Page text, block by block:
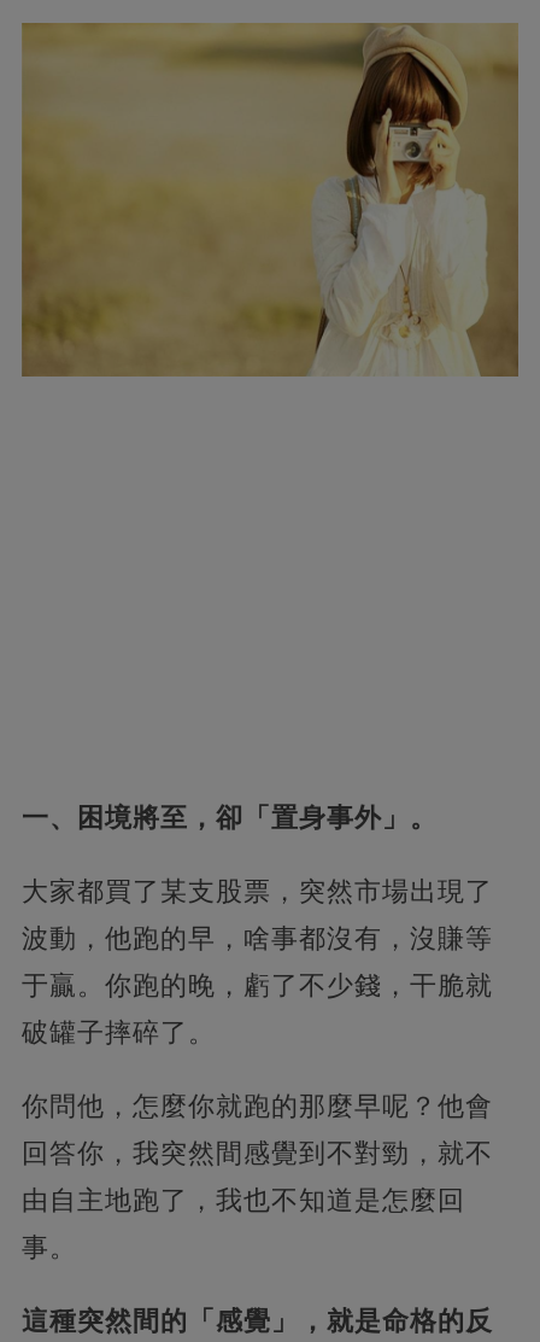
一、困境將至，卻「置身事外」。
大家都買了某支股票，突然市場出現了
波動，他跑的早，啥事都沒有，沒賺等
于贏。你跑的晚，虧了不少錢，干脆就
破罐子摔碎了。
你問他，怎麼你就跑的那麼早呢？他會
回答你，我突然間感覺到不對勁，就不
由自主地跑了，我也不知道是怎麼回
事。
這種突然間的「感覺」，就是命格的反